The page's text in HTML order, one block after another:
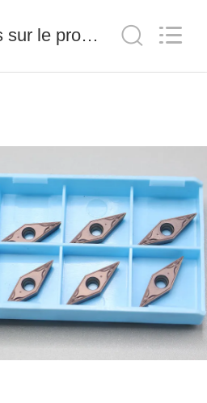
Détails sur le produit